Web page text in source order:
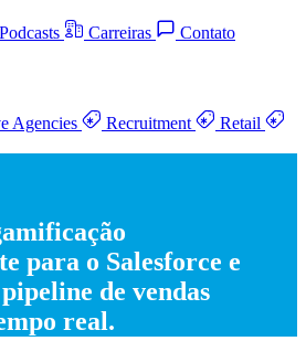
Carreiras Contato
Agencies Recruitment
Retail
para o Salesforce e
pipeline de vendas
real.